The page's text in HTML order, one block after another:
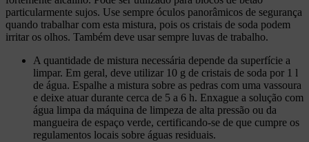
particularmente sujos. Use sempre óculos panorâmicos de segurança
quando trabalhar com esta mistura, pois os cristais de soda podem
irritar os olhos. Também deve usar sempre luvas de trabalho.
A quantidade de mistura necessária depende da superfície a
limpar. Em geral, deve utilizar 10 g de cristais de soda por 1 l
de água. Espalhe a mistura sobre as pedras com uma vassoura
e deixe atuar durante cerca de 5 a 6 h. Enxague a solução com
água limpa da máquina de limpeza de alta pressão ou da
mangueira de espaço verde, certificando-se de que cumpre os
regulamentos locais sobre águas residuais.